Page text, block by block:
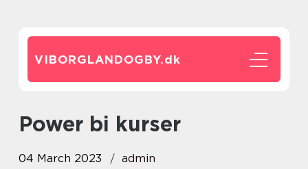
VIBORGLANDOGBY.dk
power bi kurser
04 March 2023 admin